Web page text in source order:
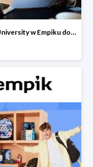
Back to University w Empiku do -30%